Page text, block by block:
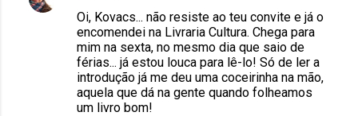
Oi, Kovacs... não resiste ao teu convite e já o
encomendei na Livraria Cultura. Chega para
mim na sexta, no mesmo dia que saio de
férias... já estou louca para lê-lo! Só de ler a
introdução já me deu uma coceirinha na mão,
aquela que dá na gente quando folheamos
um livro bom!